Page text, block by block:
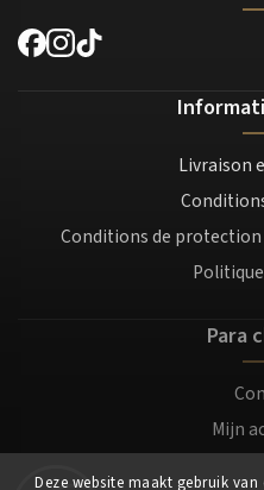
Deze website maakt gebruik
Livraison
Conditions de
Para
Mijn